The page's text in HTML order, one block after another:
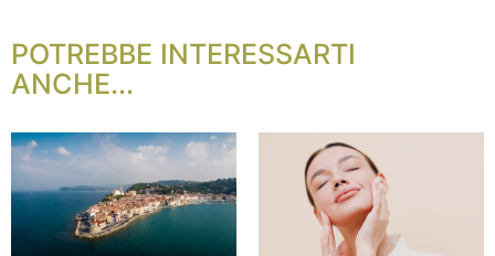
POTREBBE INTERESSARTI
ANCHE...